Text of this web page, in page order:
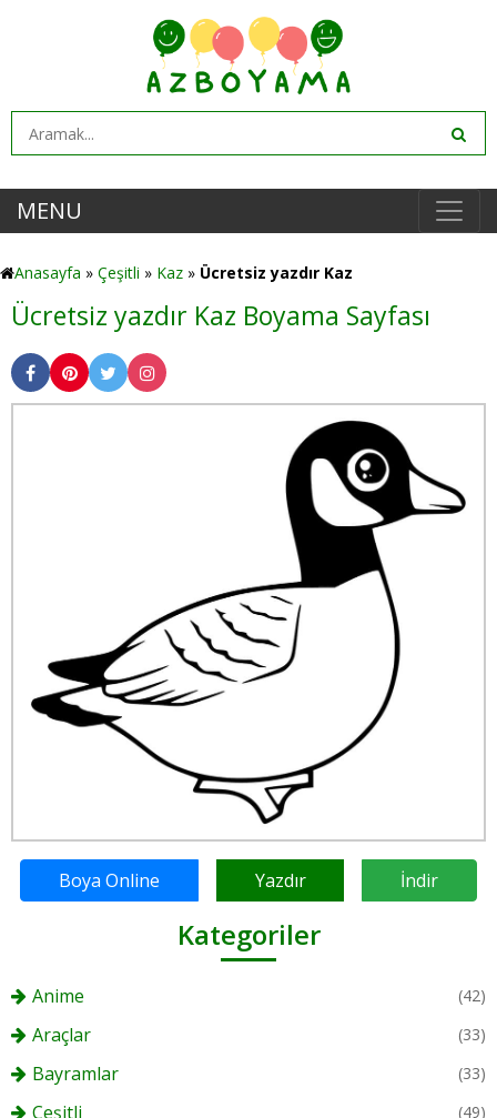
MENU
Anasayfa » Çeşitli » Kaz » Ücretsiz yazdır Kaz
Ücretsiz yazdır Kaz Boyama Sayfası
Boya Online Yazdır İndir
Kategoriler
Anime (42)
Araçlar (33)
Bayramlar (33)
Çeşitli (49)